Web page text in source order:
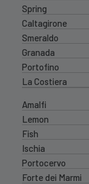
Spring
Caltagirone
Smeraldo
Granada
Portofino
La Costiera
Amalfi
Lemon
Fish
Ischia
Portocervo
Forte dei Marmi